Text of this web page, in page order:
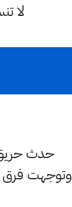
لا
حدث حريق
وتوجهت فرق